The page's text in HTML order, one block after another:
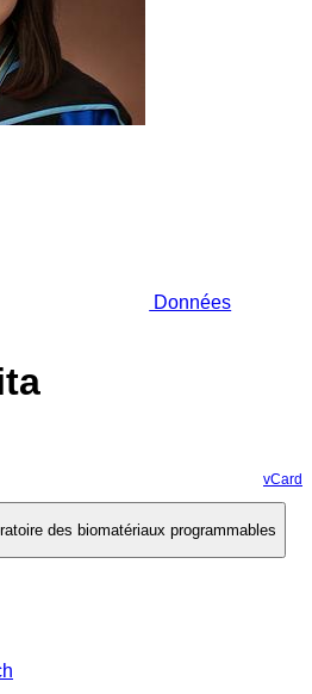
Données
vCard
des biomatériaux programmables